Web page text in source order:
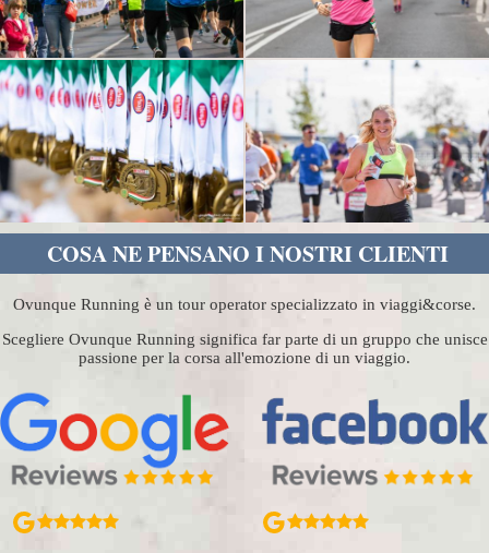
COSA NE PENSANO I NOSTRI CLIENTI
Ovunque Running è un tour operator specializzato in viaggi&corse.
Scegliere Ovunque Running significa far parte di un gruppo che unisce
passione per la corsa all'emozione di un viaggio.